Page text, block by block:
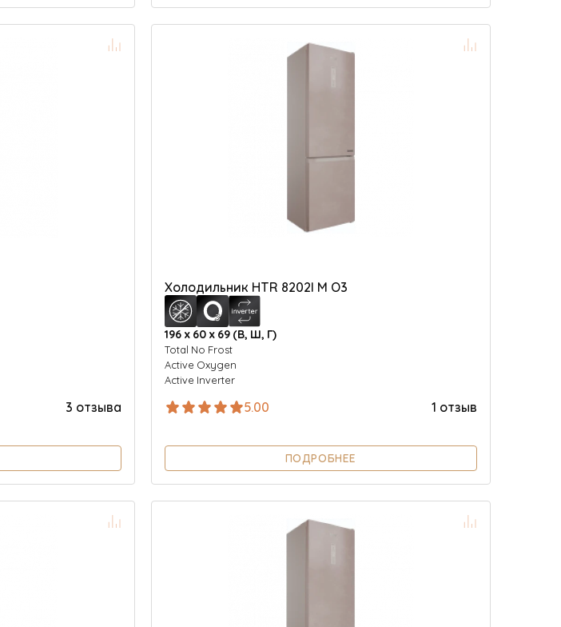
3 отзыва
Холодильник HTR 8202I M O3
196 х 60 х 69 (В, Ш, Г)
Total No Frost
Active Oxygen
Active Inverter
5.00 1 отзыв
ПОДРОБНЕЕ